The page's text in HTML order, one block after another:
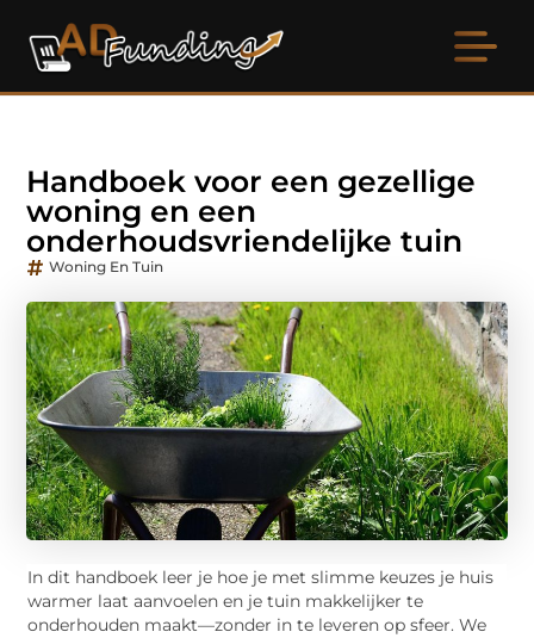
Handboek voor een gezellige
woning en een
onderhoudsvriendelijke tuin
Woning En Tuin
In dit handboek leer je hoe je met slimme keuzes je huis
warmer laat aanvoelen en je tuin makkelijker te
onderhouden maakt—zonder in te leveren op sfeer. We